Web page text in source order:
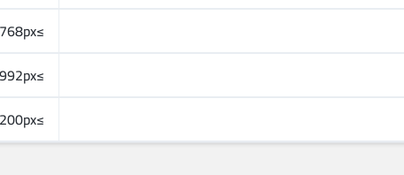
≥768px
≥992px
≥1200px